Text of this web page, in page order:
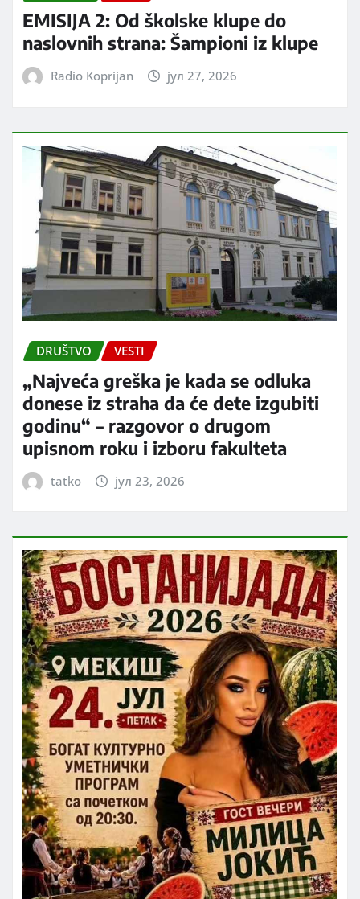
EMISIJA 2: Od školske klupe do
naslovnih strana: Šampioni iz klupe
Radio Koprijan јул 27, 2026
DRUŠTVO VESTI
„Najveća greška je kada se odluka
donese iz straha da će dete izgubiti
godinu“ – razgovor o drugom
upisnom roku i izboru fakulteta
tatko јул 23, 2026